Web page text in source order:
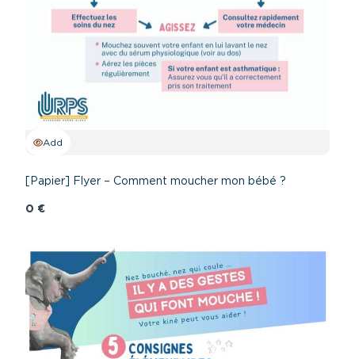
Add
[Papier] Flyer – Comment moucher mon bébé ?
0 €